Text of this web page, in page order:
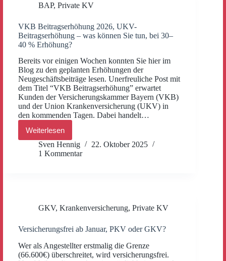
BAP, Private KV
VKB Beitragserhöhung 2026, UKV-
Beitragserhöhung – was können Sie tun, bei 30–
40 % Erhöhung?
Bereits vor einigen Wochen konnten Sie hier im
Blog zu den geplanten Erhöhungen der
Neugeschäftsbeiträge lesen. Unerfreuliche Post mit
dem Titel “VKB Beitragserhöhung” erwartet
Kunden der Versicherungskammer Bayern (VKB)
und der Union Krankenversicherung (UKV) in
den kommenden Tagen. Dabei handelt…
Weiterlesen
VKB
Beitragserhöhung
2026,
bei
40 %
Sven Hennig
22. Oktober 2025
1 Kommentar
GKV, Krankenversicherung, Private KV
Versicherungsfrei ab Januar, PKV oder GKV?
Wer als Angestellter erstmalig die Grenze
(66.600€) überschreitet, wird versicherungsfrei.